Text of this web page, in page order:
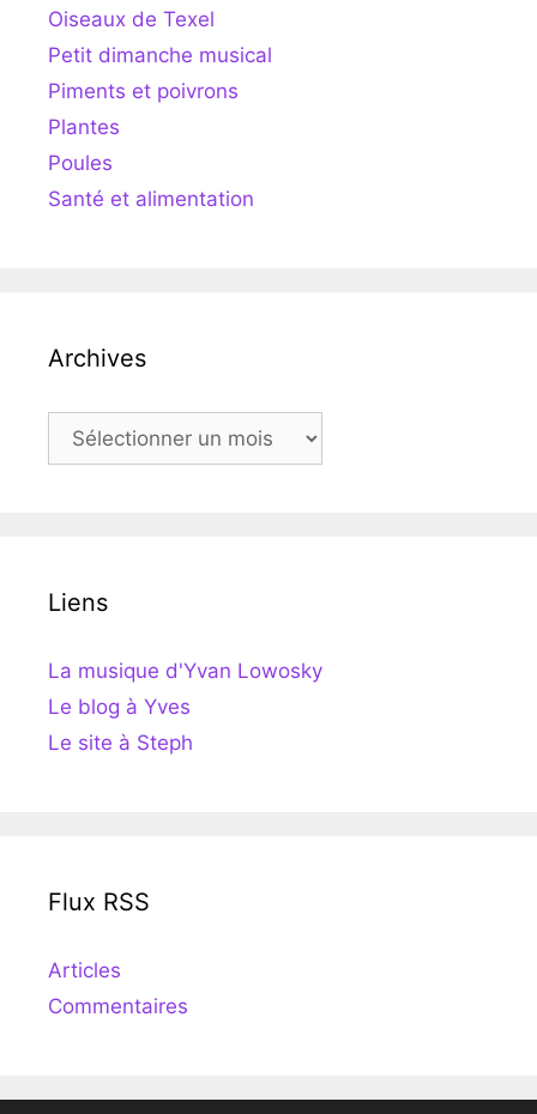
Oiseaux de Texel
Petit dimanche musical
Piments et poivrons
Plantes
Poules
Santé et alimentation
Archives
Archives
Liens
La musique d'Yvan Lowosky
Le blog à Yves
Le site à Steph
Flux RSS
Articles
Commentaires